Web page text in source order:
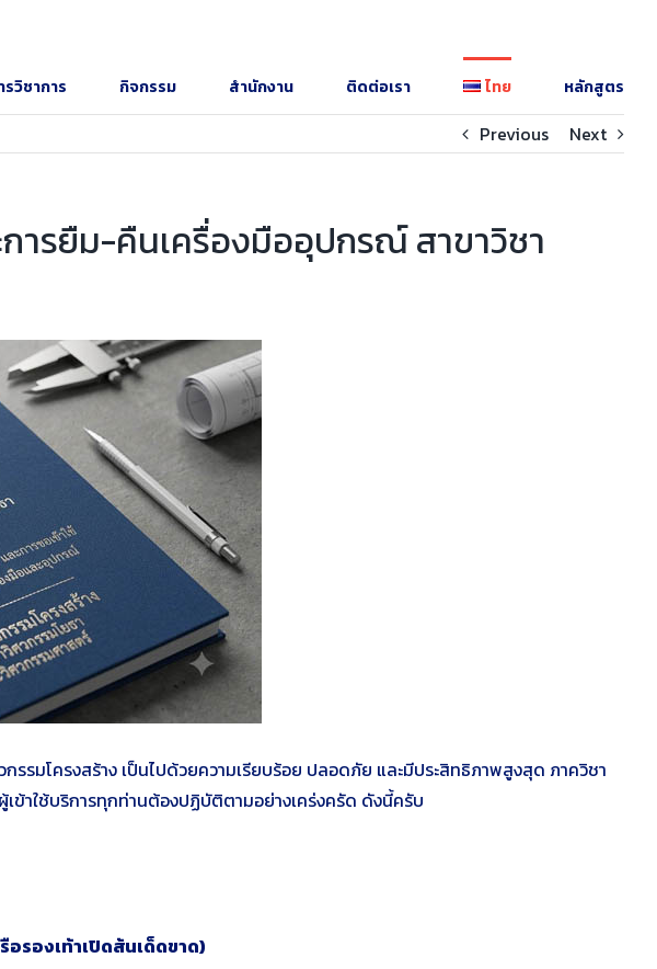
วิชาการ กิจกรรม สำนักงาน ติดต่อเรา ไทย หลักสูตร
Previous Next
ารยืม-คืนเครื่องมืออุปกรณ์ สาขาวิชา
รรมโครงสร้าง เป็นไปด้วยความเรียบร้อย ปลอดภัย และมีประสิทธิภาพสูงสุด ภาควิชา
าใช้บริการทุกท่านต้องปฏิบัติตามอย่างเคร่งครัด ดังนี้ครับ
อรองเท้าเปิดส้นเด็ดขาด)